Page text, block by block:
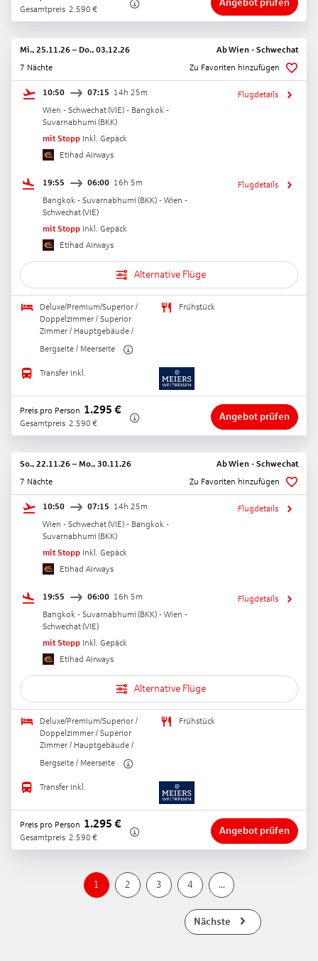
Gesamtpreis 2.590 €
Angebot prüfen
Mi., 25.11.26 – Do., 03.12.26 AbWien - Schwechat
7 Nächte
Zu Favoriten hinzufügen
10:50 07:15 14h 25m
Wien - Schwechat(VIE) - Bangkok -
Suvarnabhumi (BKK)
mit Stopp Inkl. Gepäck
Etihad Airways
Flugdetails
19:55 06:00 16h 5m
Bangkok - Suvarnabhumi (BKK) - Wien -
Schwechat(VIE)
mit Stopp Inkl. Gepäck
Etihad Airways
Flugdetails
Alternative Flüge
Deluxe/Premium/Superior /
Doppelzimmer / Superior
Zimmer / Hauptgebäude /
Bergseite / Meerseite
Frühstück
Transfer inkl.
Preis pro Person 1.295 €
Gesamtpreis 2.590 €
Angebot prüfen
So., 22.11.26 – Mo., 30.11.26 AbWien - Schwechat
7 Nächte
Zu Favoriten hinzufügen
10:50 07:15 14h 25m
Wien - Schwechat(VIE) - Bangkok -
Suvarnabhumi (BKK)
mit Stopp Inkl. Gepäck
Etihad Airways
Flugdetails
19:55 06:00 16h 5m
Bangkok - Suvarnabhumi (BKK) - Wien -
Schwechat(VIE)
mit Stopp Inkl. Gepäck
Etihad Airways
Flugdetails
Alternative Flüge
Deluxe/Premium/Superior /
Doppelzimmer / Superior
Zimmer / Hauptgebäude /
Bergseite / Meerseite
Frühstück
Transfer inkl.
Preis pro Person 1.295 €
Gesamtpreis 2.590 €
Angebot prüfen
1 2 3 4 ...
Nächste